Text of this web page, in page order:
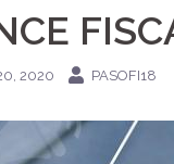
2020 PASOFI18